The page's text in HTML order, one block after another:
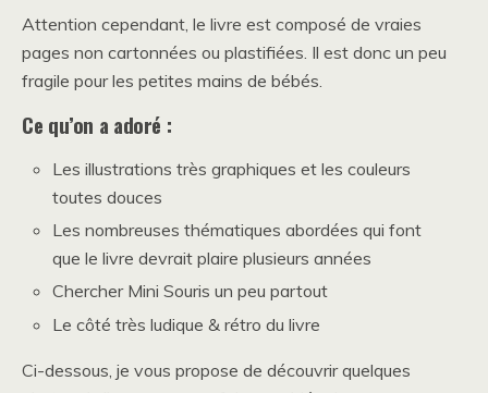
Attention cependant, le livre est composé de vraies
pages non cartonnées ou plastifiées. Il est donc un peu
fragile pour les petites mains de bébés.
Ce qu’on a adoré :
Les illustrations très graphiques et les couleurs
toutes douces
Les nombreuses thématiques abordées qui font
que le livre devrait plaire plusieurs années
Chercher Mini Souris un peu partout
Le côté très ludique & rétro du livre
Ci-dessous, je vous propose de découvrir quelques